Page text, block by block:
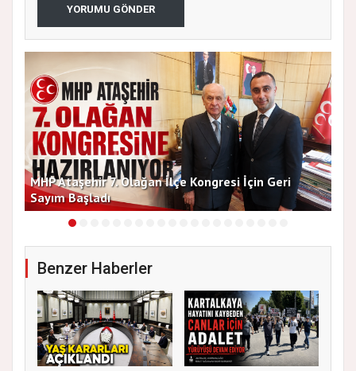
YORUMU GÖNDER
MHP Ataşehir 7. Olağan İlçe Kongresi İçin Geri
Sayım Başladı
Benzer Haberler